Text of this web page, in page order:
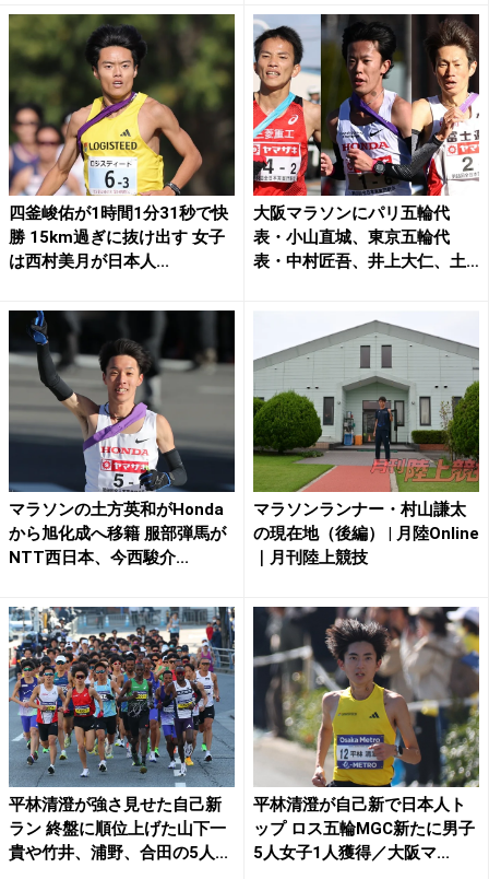
四釜峻佑が1時間1分31秒で快
勝 15km過ぎに抜け出す 女子
は西村美月が日本人...
大阪マラソンにパリ五輪代
表・小山直城、東京五輪代
表・中村匠吾、井上大仁、土
マラソンの土方英和がHonda
から旭化成へ移籍 服部弾馬が
NTT西日本、今西駿介...
マラソンランナー・村山謙太
の現在地（後編） | 月陸Online
｜月刊陸上競技
平林清澄が強さ見せた自己新
ラン 終盤に順位上げた山下一
貴や竹井、浦野、合田の5人...
平林清澄が自己新で日本人ト
ップ ロス五輪MGC新たに男子
5人女子1人獲得／大阪マ...